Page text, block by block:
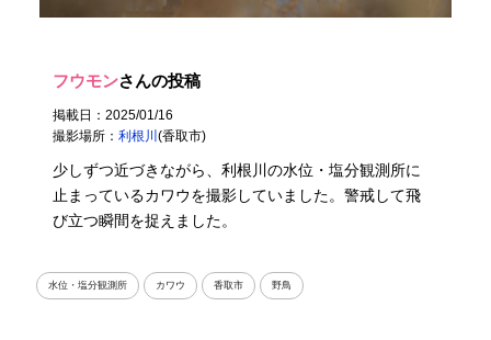
フウモンさんの投稿
掲載日：2025/01/16
撮影場所：利根川(香取市)
少しずつ近づきながら、利根川の水位・塩分観測所に
止まっているカワウを撮影していました。警戒して飛
び立つ瞬間を捉えました。
水位・塩分観測所 カワウ 香取市 野鳥